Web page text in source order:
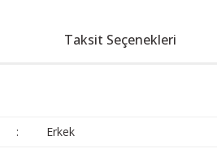
Taksit Seçenekleri
:
Erkek